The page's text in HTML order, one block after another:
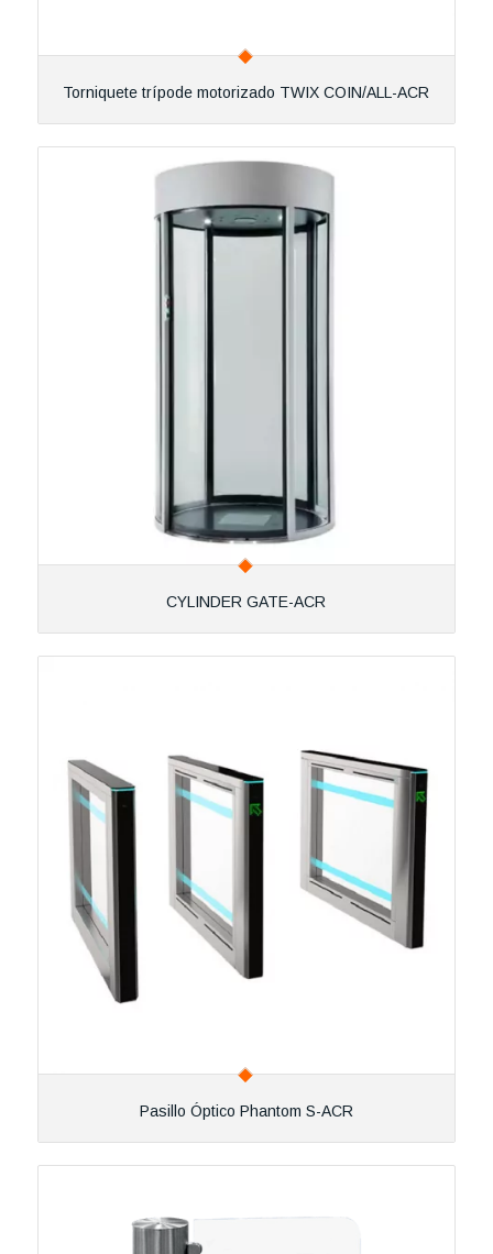
Torniquete trípode motorizado TWIX COIN/ALL-ACR
CYLINDER GATE-ACR
Pasillo Óptico Phantom S-ACR